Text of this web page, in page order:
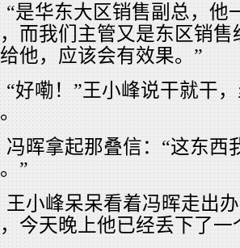
“是华东大区销售副总，他
而我们主管又是东区销
他，应该会有效果。”
“好嘞！”王小峰说干就干
冯晖拿起那叠信：“这东西
”
王小峰呆呆看着冯晖走出
今天晚上他已经丢下了一